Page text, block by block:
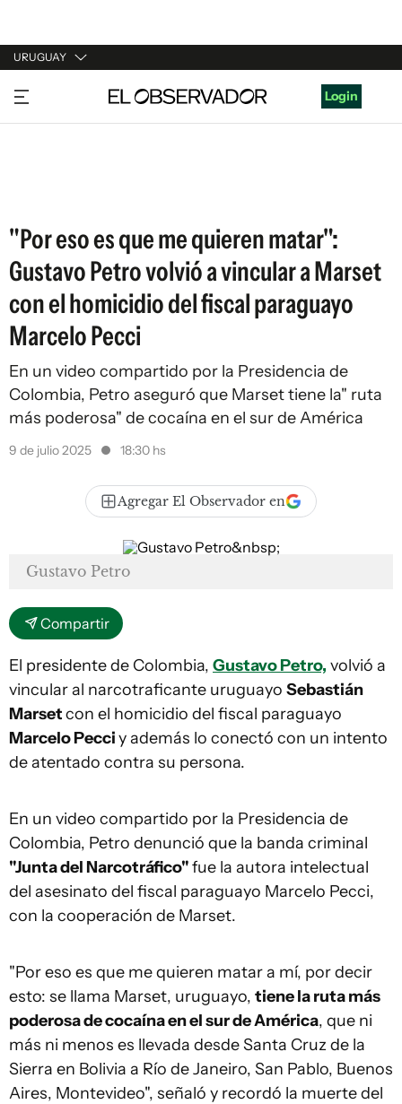
URUGUAY
URUGUAY
ARGENTINA
Login
"Por eso es que me quieren matar":
Gustavo Petro volvió a vincular a Marset
con el homicidio del fiscal paraguayo
Marcelo Pecci
En un video compartido por la Presidencia de
Colombia, Petro aseguró que Marset tiene la" ruta
más poderosa" de cocaína en el sur de América
9 de julio 2025 18:30 hs
Agregar El Observador en
Gustavo Petro
Compartir
El presidente de Colombia, Gustavo Petro, volvió a
vincular al narcotraficante uruguayo Sebastián
Marsetcon el homicidio del fiscal paraguayo
Marcelo Pecciy además lo conectó con un intento
de atentado contra su persona.
En un video compartido por la Presidencia de
Colombia, Petro denunció que la banda criminal
"Junta del Narcotráfico"fue la autora intelectual
del asesinato del fiscal paraguayo Marcelo Pecci,
con la cooperación de Marset.
"Por eso es que me quieren matar a mí, por decir
esto: se llama Marset, uruguayo, tiene la ruta más
poderosa de cocaína en el sur de América, que ni
más ni menos es llevada desde Santa Cruz de la
Sierra en Bolivia a Río de Janeiro, San Pablo, Buenos
Aires, Montevideo", señaló y recordó la muerte del